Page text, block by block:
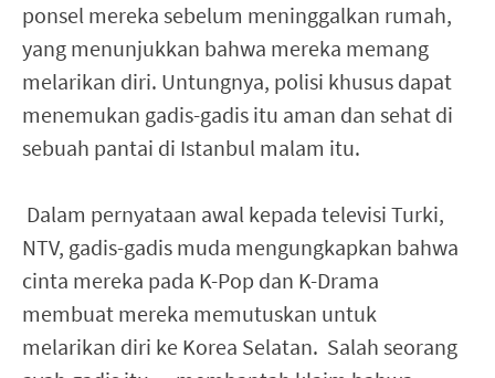
ponsel mereka sebelum meninggalkan rumah,
yang menunjukkan bahwa mereka memang
melarikan diri. Untungnya, polisi khusus dapat
menemukan gadis-gadis itu aman dan sehat di
sebuah pantai di Istanbul malam itu.
Dalam pernyataan awal kepada televisi Turki,
NTV, gadis-gadis muda mengungkapkan bahwa
cinta mereka pada K-Pop dan K-Drama
membuat mereka memutuskan untuk
melarikan diri ke Korea Selatan. Salah seorang